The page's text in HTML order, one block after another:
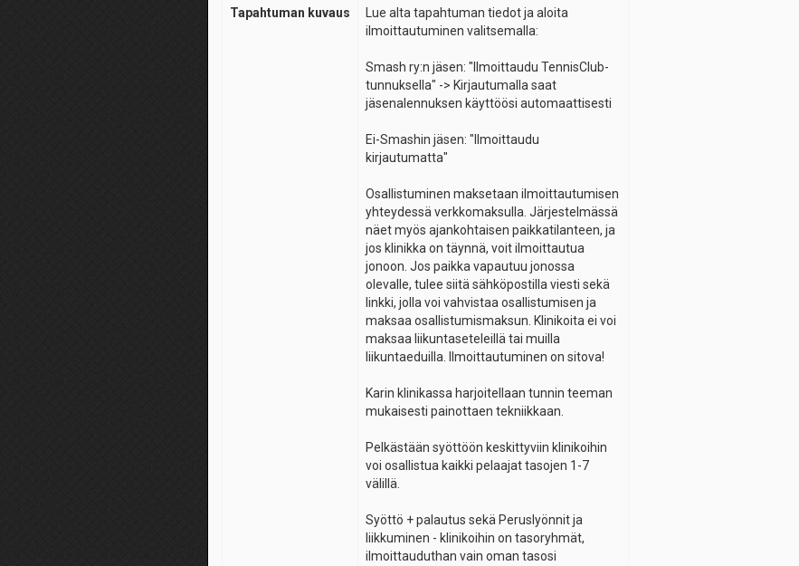
Tapahtuman kuvaus
Lue alta tapahtuman tiedot ja aloita
ilmoittautuminen valitsemalla:
Smash ry:n jäsen: "Ilmoittaudu TennisClub-
tunnuksella" -> Kirjautumalla saat
jäsenalennuksen käyttöösi automaattisesti
Ei-Smashin jäsen: "Ilmoittaudu
kirjautumatta"
Osallistuminen maksetaan ilmoittautumisen
yhteydessä verkkomaksulla. Järjestelmässä
näet myös ajankohtaisen paikkatilanteen, ja
jos klinikka on täynnä, voit ilmoittautua
jonoon. Jos paikka vapautuu jonossa
olevalle, tulee siitä sähköpostilla viesti sekä
linkki, jolla voi vahvistaa osallistumisen ja
maksaa osallistumismaksun. Klinikoita ei voi
maksaa liikuntaseteleillä tai muilla
liikuntaeduilla. Ilmoittautuminen on sitova!
Karin klinikassa harjoitellaan tunnin teeman
mukaisesti painottaen tekniikkaan.
Pelkästään syöttöön keskittyviin klinikoihin
voi osallistua kaikki pelaajat tasojen 1-7
välillä.
Syöttö + palautus sekä Peruslyönnit ja
liikkuminen - klinikoihin on tasoryhmät,
ilmoittauduthan vain oman tasosi